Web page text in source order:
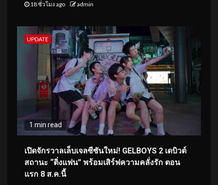
18 ชั่วโมง ago admin
UPDATE
1 min read
เปิดจักรวาลเล็บเจลซีซันใหม่! GELBOYS 2 เดบิวต์
สถานะ “ติ่งแฟน” พร้อมเสิร์ฟความคลั่งรัก ตอน
แรก 8 ส.ค.นี้